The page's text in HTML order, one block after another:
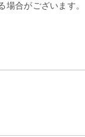
合がございます。